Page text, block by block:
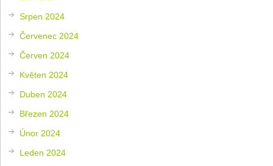
Srpen 2024
Červenec 2024
Červen 2024
Květen 2024
Duben 2024
Březen 2024
Únor 2024
Leden 2024